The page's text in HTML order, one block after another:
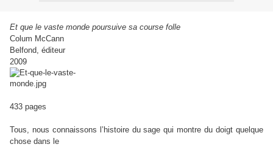
Et que le vaste monde poursuive sa course folle
Colum McCann
Belfond, éditeur
2009
433 pages
Tous, nous connaissons l’histoire du sage qui montre du doigt quelque
chose dans le